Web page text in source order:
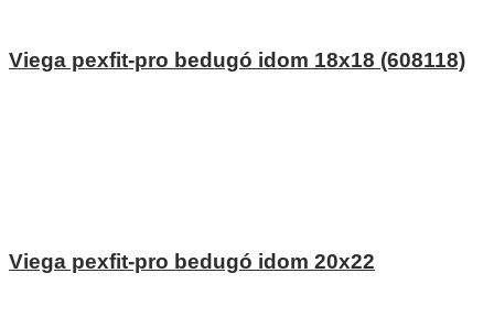
Viega pexfit-pro bedugó idom 18x18 (608118)
Viega pexfit-pro bedugó idom 20x22